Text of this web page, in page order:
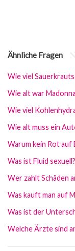
Ähnliche Fragen
Wie viel
Wie alt war
Wie viel
Wie alt muss ein
Warum kein Rot auf
Was ist Fluid sexuell?
Wer zahlt Schäden
Was kauft man auf
Was ist der
Welche Ärzte sind